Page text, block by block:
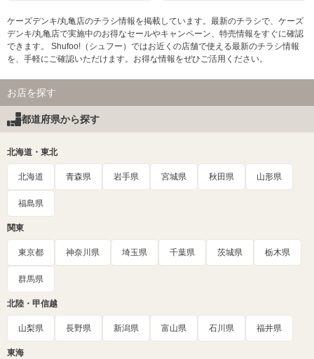
ケーズデンキ/丸亀店のチラシ情報を掲載しています。最新のチラシで、ケーズ
デンキ/丸亀店で実施中のお得なセールやキャンペーン、特売情報をすぐに確認
できます。 Shufoo!（シュフー）ではお近くの店舗で使える最新のチラシ情報
を、手軽にご確認いただけます。お得な情報をぜひご活用ください。
お店を探す
都道府県から探す
北海道・東北
北海道 青森県 岩手県 宮城県 秋田県 山形県
福島県
関東
東京都 神奈川県 埼玉県 千葉県 茨城県 栃木県
群馬県
北陸・甲信越
山梨県 長野県 新潟県 富山県 石川県 福井県
東海